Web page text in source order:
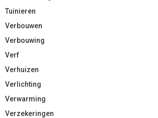
Tuinieren
Verbouwen
Verbouwing
Verf
Verhuizen
Verlichting
Verwarming
Verzekeringen